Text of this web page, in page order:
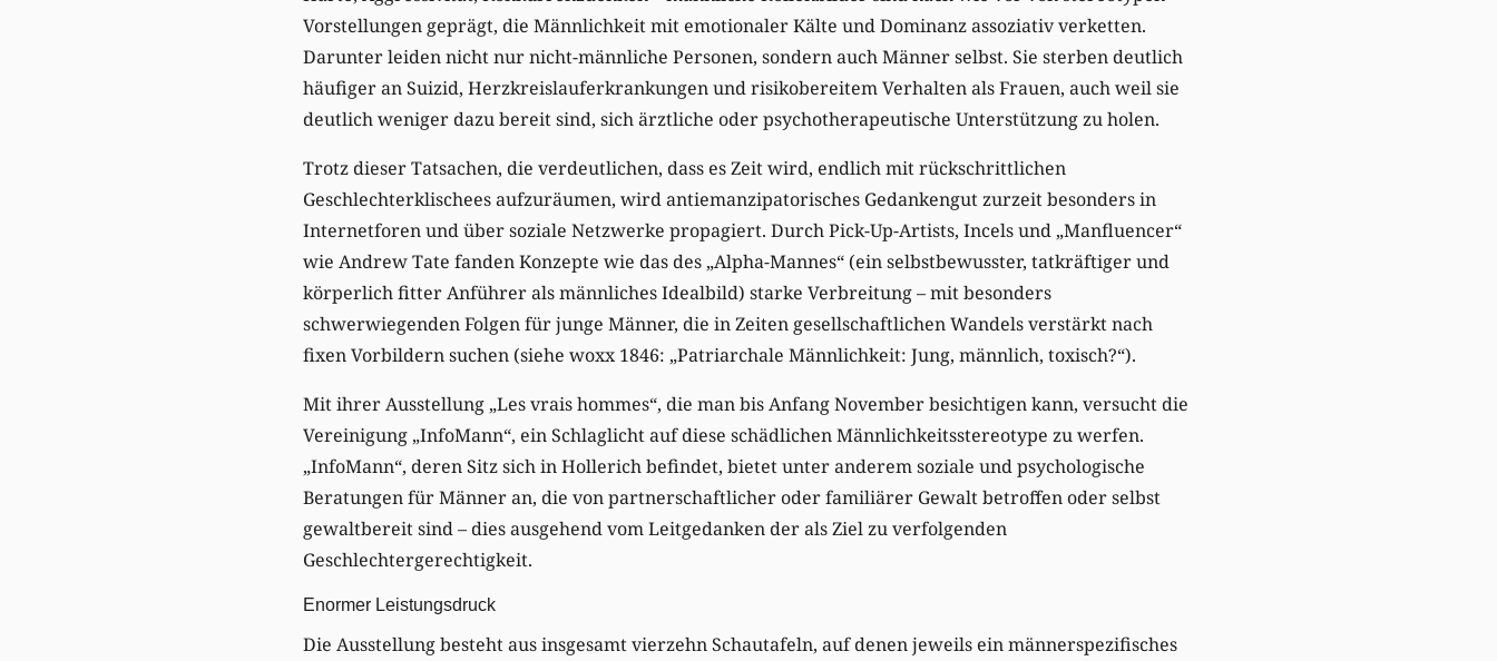
Vorstellungen geprägt, die Männlichkeit mit emotionaler Kälte und Dominanz assoziativ verketten.
Darunter leiden nicht nur nicht-männliche Personen, sondern auch Männer selbst. Sie sterben deutlich
häufiger an Suizid, Herzkreislauferkrankungen und risikobereitem Verhalten als Frauen, auch weil sie
deutlich weniger dazu bereit sind, sich ärztliche oder psychotherapeutische Unterstützung zu holen.
Trotz dieser Tatsachen, die verdeutlichen, dass es Zeit wird, endlich mit rückschrittlichen
Geschlechterklischees aufzuräumen, wird antiemanzipatorisches Gedankengut zurzeit besonders in
Internetforen und über soziale Netzwerke propagiert. Durch Pick-Up-Artists, Incels und „Manfluencer“
wie Andrew Tate fanden Konzepte wie das des „Alpha-Mannes“ (ein selbstbewusster, tatkräftiger und
körperlich fitter Anführer als männliches Idealbild) starke Verbreitung – mit besonders
schwerwiegenden Folgen für junge Männer, die in Zeiten gesellschaftlichen Wandels verstärkt nach
fixen Vorbildern suchen (siehe woxx 1846: „Patriarchale Männlichkeit: Jung, männlich, toxisch?“).
Mit ihrer Ausstellung „Les vrais hommes“, die man bis Anfang November besichtigen kann, versucht die
Vereinigung „InfoMann“, ein Schlaglicht auf diese schädlichen Männlichkeitsstereotype zu werfen.
„InfoMann“, deren Sitz sich in Hollerich befindet, bietet unter anderem soziale und psychologische
Beratungen für Männer an, die von partnerschaftlicher oder familiärer Gewalt betroffen oder selbst
gewaltbereit sind – dies ausgehend vom Leitgedanken der als Ziel zu verfolgenden
Geschlechtergerechtigkeit.
Enormer Leistungsdruck
Die Ausstellung besteht aus insgesamt vierzehn Schautafeln, auf denen jeweils ein männerspezifisches